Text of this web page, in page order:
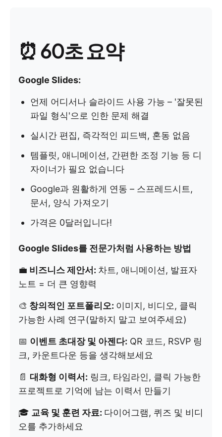
⏰ 60초 요약
Google Slides:
언제 어디서나 슬라이드 사용 가능 – '잘못된
파일 형식'으로 인한 문제 해결
실시간 편집, 즉각적인 피드백, 혼동 없음
템플릿, 애니메이션, 간편한 조정 기능 등 디
자이너가 필요 없습니다
Google과 원활하게 연동 – 스프레드시트,
문서, 양식 가져오기
가격은 0달러입니다!
Google Slides를 전문가처럼 사용하는 방법
💼 비즈니스 제안서: 차트, 애니메이션, 발표자
노트 = 더 큰 영향력
🎨 창의적인 포트폴리오: 이미지, 비디오, 클릭
가능한 사례 연구(말하지 말고 보여주세요)
📅 이벤트 초대장 및 아젠다: QR 코드, RSVP 링
크, 카운트다운 등을 생각해보세요
📄 대화형 이력서: 링크, 타임라인, 클릭 가능한
프로젝트로 기억에 남는 이력서 만들기
🎓 교육 및 훈련 자료: 다이어그램, 퀴즈 및 비디
오를 추가하세요